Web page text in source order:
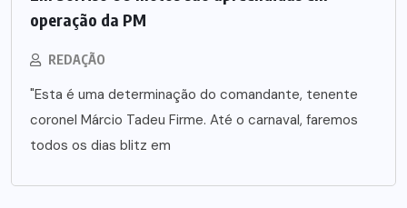
operação da PM
REDAÇÃO
"Esta é uma determinação do comandante, tenente
coronel Márcio Tadeu Firme. Até o carnaval, faremos
todos os dias blitz em